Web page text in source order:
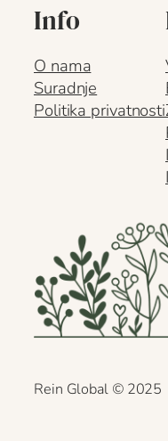
Info
O nama
Suradnje
Politika privatnosti
Rein Global ©2025